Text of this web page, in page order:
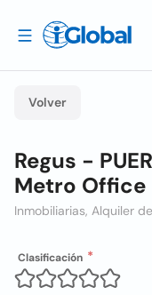
Volver
Regus -
Metro Office
Inmobiliarias, Alquiler
Clasificación